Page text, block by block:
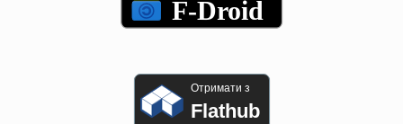
Отримати з
Flathub